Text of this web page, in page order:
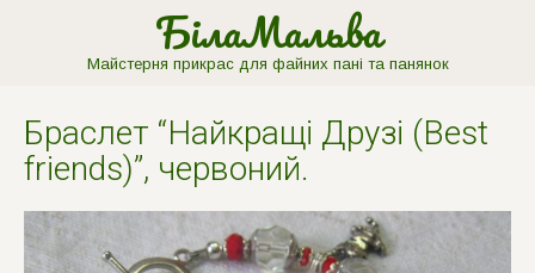
БілаМальва
Майстерня прикрас для файних пані та панянок
Браслет “Найкращi Друзi (Best
friends)”, червоний.